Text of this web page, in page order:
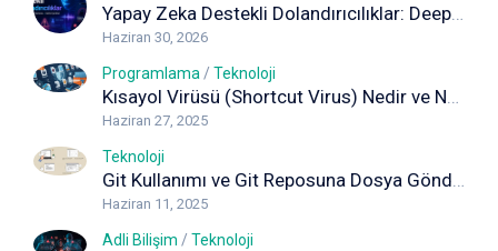
Yapay Zeka Destekli Dolandırıcılıklar: Deepfake, Ses Klonlama ve Sahte İçeriklere Karşı Korunma Rehberi
Haziran 30, 2026
Programlama / Teknoloji
Kısayol Virüsü (Shortcut Virus) Nedir ve Nasıl Temizlenir? Kapsamlı Rehber
Haziran 27, 2025
Teknoloji
Git Kullanımı ve Git Reposuna Dosya Gönderimi (Adım Adım Rehber)
Haziran 11, 2025
Adli Bilişim / Teknoloji